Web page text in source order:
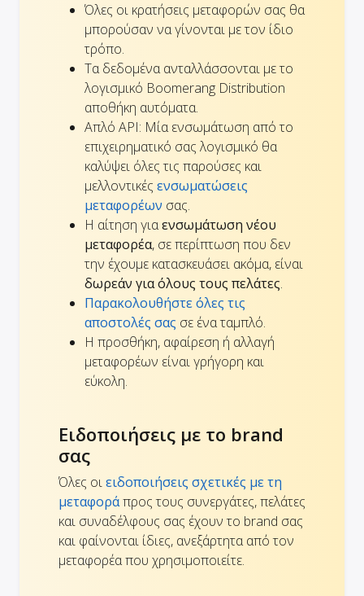
Όλες οι κρατήσεις μεταφορών σας θα
μπορούσαν να γίνονται με τον ίδιο
τρόπο.
Τα δεδομένα ανταλλάσσονται με το
λογισμικό Boomerang Distribution
αποθήκη αυτόματα.
Απλό API: Μία ενσωμάτωση από το
επιχειρηματικό σας λογισμικό θα
καλύψει όλες τις παρούσες και
μελλοντικές ενσωματώσεις
μεταφορέων σας.
Η αίτηση γιαενσωμάτωση νέου
μεταφορέα, σε περίπτωση που δεν
την έχουμε κατασκευάσει ακόμα, είναι
δωρεάν για όλους τους πελάτες.
Παρακολουθήστε όλες τις
αποστολές σας σε ένα ταμπλό.
Η προσθήκη, αφαίρεση ή αλλαγή
μεταφορέων είναι γρήγορη και
εύκολη.
Ειδοποιήσεις με το brand
σας
Όλες οιειδοποιήσεις σχετικές με τη
μεταφοράπρος τους συνεργάτες, πελάτες
και συναδέλφους σας έχουν το brand σας
και φαίνονται ίδιες, ανεξάρτητα από τον
μεταφορέα που χρησιμοποιείτε.